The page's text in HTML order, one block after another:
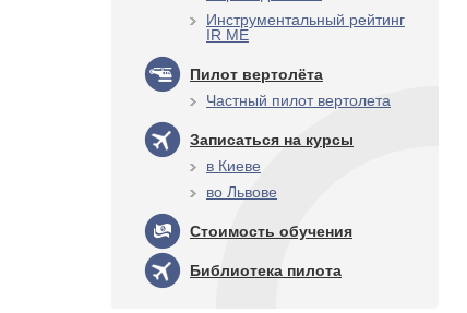
Инструментальный рейтинг
IR ME
Пилот вертолёта
Частный пилот вертолета
Записаться на курсы
в Киеве
во Львове
Стоимость обучения
Библиотека пилота